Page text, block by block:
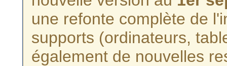
une refonte complète de
supports (ordinateurs,
également de nouvelles